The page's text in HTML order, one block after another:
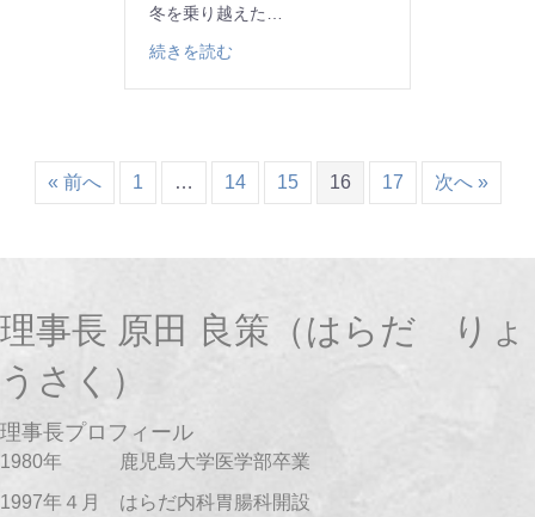
冬を乗り越えた…
続きを読む
« 前へ 1 … 14 15 16 17 次へ »
理事長 原田 良策（はらだ りょ
うさく）
理事長プロフィール
1980年 鹿児島大学医学部卒業
1997年４月 はらだ内科胃腸科開設